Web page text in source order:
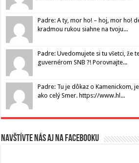
Padre: A ty, mor ho! – hoj, mor ho!
kradmou rukou siahne na tvoju...
Padre: Uvedomujete si tu všetci, že
guvernérom SNB ?! Porovnajte...
Padre: Tu je dôkaz o Kamenickom,
ako celý Smer. https://www.hl...
Navštívte nás aj na Facebooku